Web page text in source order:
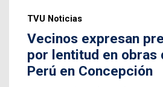
TVU Noticias
Vecinos expresan
por lentitud en obras
Perú en Concepción